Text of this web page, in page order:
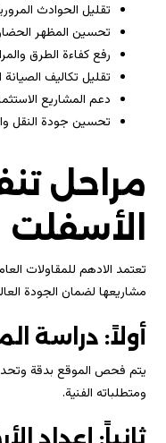
تقليل الحوادث
تحسين المظهر
رفع كفاءة الطرق
تقليل تكاليف الصيانة
دعم المشاريع
تحسين جودة النقل
مراحل
الأسفلت
تعتمد الادهم للمقاولات
مشاريعها لضمان الجودة
أولاً: دراسة
يتم فحص الموقع بدقة
ومتطلباته الفنية.